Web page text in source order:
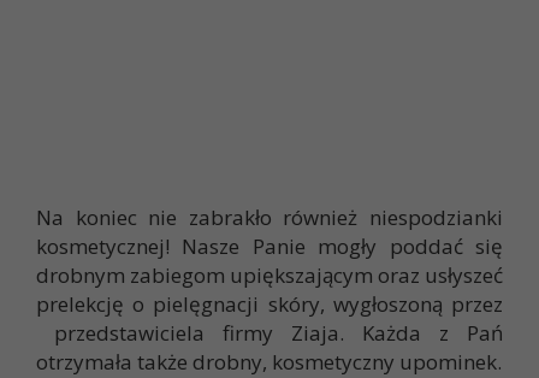
Na koniec nie zabrakło również niespodzianki
kosmetycznej! Nasze Panie mogły poddać się
drobnym zabiegom upiększającym oraz usłyszeć
prelekcję o pielęgnacji skóry, wygłoszoną przez
przedstawiciela firmy Ziaja. Każda z Pań
otrzymała także drobny, kosmetyczny upominek.